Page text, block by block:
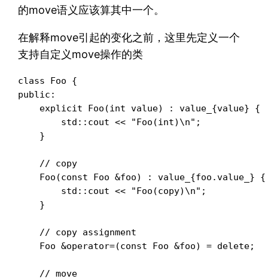
的move语义应该算其中一个。
在解释move引起的变化之前，这里先定义一个
支持自定义move操作的类
class Foo {
public:
    explicit Foo(int value) : value_{value} {
        std::cout << "Foo(int)\n";
    }
    // copy
    Foo(const Foo &foo) : value_{foo.value_} {
        std::cout << "Foo(copy)\n";
    }
    // copy assignment
    Foo &operator=(const Foo &foo) = delete;
    // move